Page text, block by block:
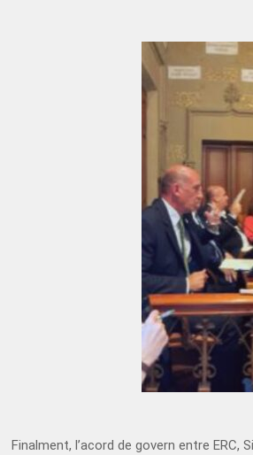
Finalment, l’acord de govern entre